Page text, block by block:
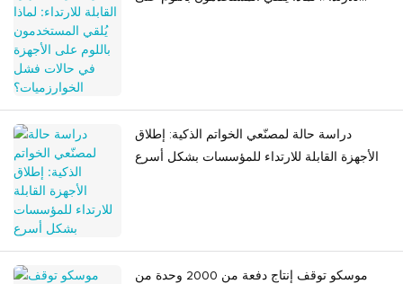
دراسة حالة لمصنّعي الخواتم الذكية: إطلاق
الأجهزة القابلة للارتداء للمؤسسات بشكل أسرع
موسكو توقف إنتاج دفعة من 2000 وحدة من